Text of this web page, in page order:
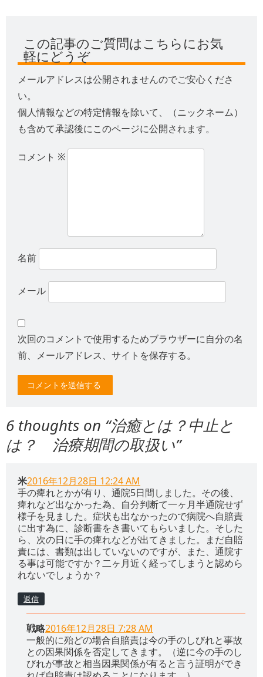
この記事のご質問はこちらにお気
軽にどうぞ
メールアドレスは公開されませんのでご安心くださ
い。
個人情報などの特定情報を除いて、（ニックネーム）
も含めて承認後にこのページに公開されます。
コメント ※
名前
メール
次回のコメントで使用するためブラウザーに自分の名
前、メールアドレス、サイトを保存する。
6 thoughts on “治癒とは？中止と
は？ 治療期間の取扱い”
米2016年12月28日 12:24 AM
手の痺れとかが有り、通院5日間しました。その後、
痺れなど出なかった為、自分判断て一ヶ月半通院せず
様子を見ました。症状も出なかったので病院へ自賠責
に出す為に、診断書をき書いてもらいました。そした
ら、次の日に手の痺れなどが出てきました。まだ自賠
責には、書類は出していないのですが、また、通院す
る事は可能ですか？二ヶ月近く経ってしまうと認めら
れないでしょうか？
返信
戦略2016年12月28日 7:28 AM
一般的に殆どの場合自賠責は今の手のしびれと事故
との因果関係を否定してきます。（逆に今の手のし
びれが事故と相当因果関係が有ると言う証明ができ